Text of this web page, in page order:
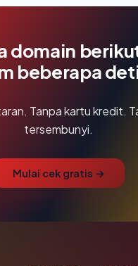
domain
beberapa
Tanpa kartu kredit.
tersembunyi.
Mulai cek gratis →